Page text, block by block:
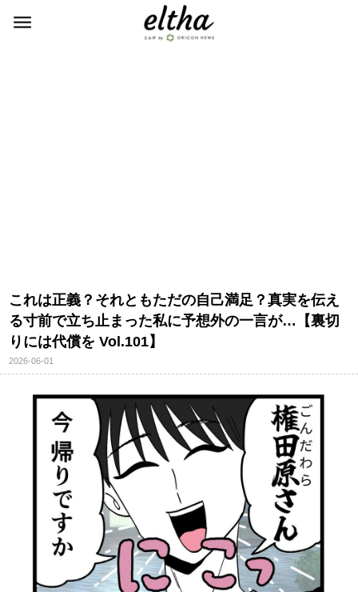
これは正義？それともただの自己満足？真実を伝え
る寸前で立ち止まった私に予想外の一言が…【裏切
りには代償を Vol.101】
2026-06-01